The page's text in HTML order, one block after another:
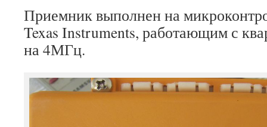
Приемник выполнен на
Texas Instruments, работающим с
на 4МГц.